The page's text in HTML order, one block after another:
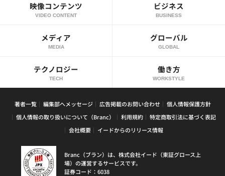
映像コンテンツ
VIDEO CONTENT
ビジネス
BUSINESS
メディア
MEDIA
グローバル
GLOBAL
テクノロジー
TECH
働き方
WORKSTYLE
著者一覧 編集部へメッセージ 広告掲載のお問い合わせ
個人情報保護方針
個人情報の取り扱いについて（Branc）
利用規約
特定商取引法に基づく表記
会社概要
イードからのリリース情報
Branc（ブラン）は、株式会社イード（東証グロース上
場）の運営するサービスです。
証券コード：6038